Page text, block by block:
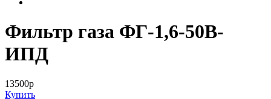
Фильтр газа ФГ-1,6-50В-
ИПД
13500р
Купить